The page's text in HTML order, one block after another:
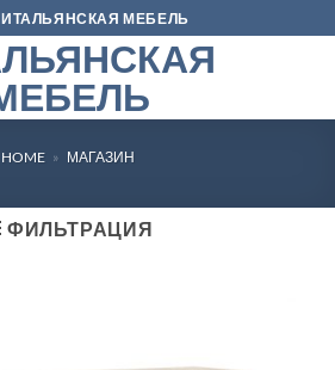
ИТАЛЬЯНСКАЯ МЕБЕЛЬ
HOME » МАГАЗИН
ФИЛЬТРАЦИЯ